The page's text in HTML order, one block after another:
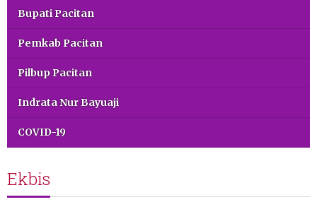
Bupati Pacitan
Pemkab Pacitan
Pilbup Pacitan
Indrata Nur Bayuaji
COVID-19
Ekbis